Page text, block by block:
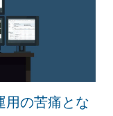
用の苦痛とな